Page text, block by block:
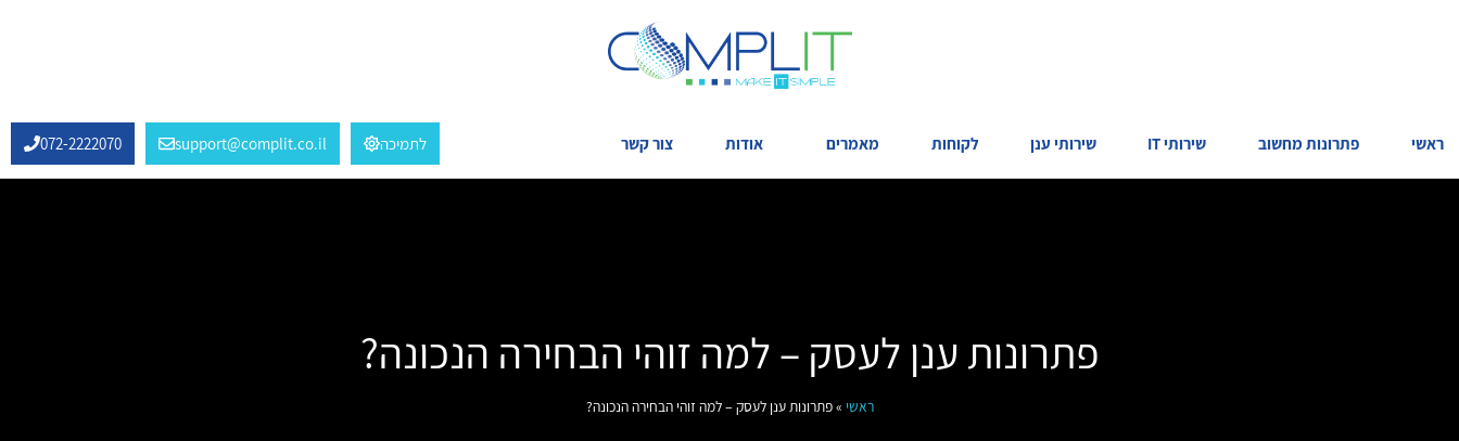
ראשי פתרונות מחשוב שירותי IT שירותי ענן לקוחות מאמרים אודות צור קשר לתמיכה support@complit.co.il
072-2222070
פתרונות ענן לעסק – למה זוהי הבחירה הנכונה?
ראשי »פתרונות ענן לעסק – למה זוהי הבחירה הנכונה?